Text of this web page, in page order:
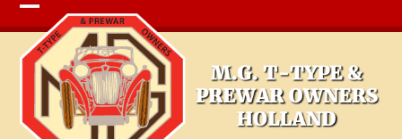
Open
mobile
menu
Close
mobile
menu